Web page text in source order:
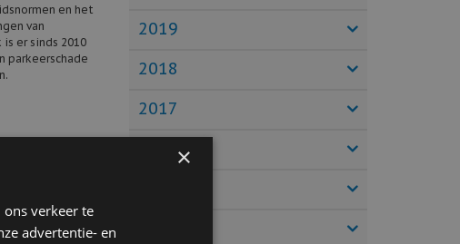
en het
van
er sinds 2010
parkeerschade
een high-tech
Dit doen
volledig
2019
2018
2017
×
verkeer te
advertentie- en